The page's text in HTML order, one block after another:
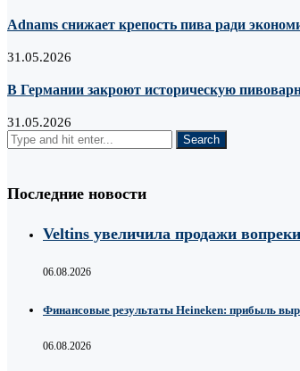
Adnams снижает крепость пива ради
31.05.2026
В Германии закроют историческую
31.05.2026
Последние новости
Veltins увеличила продажи
06.08.2026
Финансовые результаты Heineken: прибыль
06.08.2026